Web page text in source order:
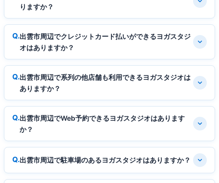
りますか？
出雲市周辺でクレジットカード払いができるヨガスタジ
オはありますか？
出雲市周辺で系列の他店舗も利用できるヨガスタジオは
ありますか？
出雲市周辺でWeb予約できるヨガスタジオはあります
か？
出雲市周辺で駐車場のあるヨガスタジオはありますか？